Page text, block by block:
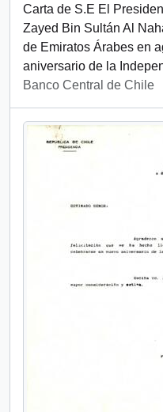
Carta de S.E El
Zayed Bin Sultán Al
de Emiratos Árabes en
aniversario de la
Banco Central de Chile